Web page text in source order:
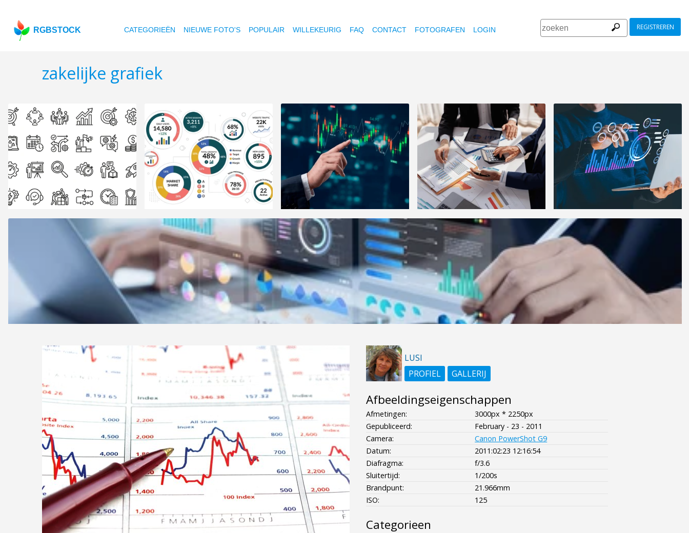
RGBSTOCK CATEGORIEËN NIEUWE FOTO'S POPULAIR WILLEKEURIG FAQ CONTACT FOTOGRAFEN LOGIN REGISTREREN
zakelijke grafiek
LUSI
PROFIEL
GALLERIJ
Afbeeldingseigenschappen
Afmetingen:
3000px * 2250px
Gepubliceerd:
February - 23 - 2011
Camera:
Canon PowerShot G9
Datum:
2011:02:23 12:16:54
Diafragma:
f/3.6
Sluitertijd:
1/200s
Brandpunt:
21.966mm
ISO:
125
Categorieen